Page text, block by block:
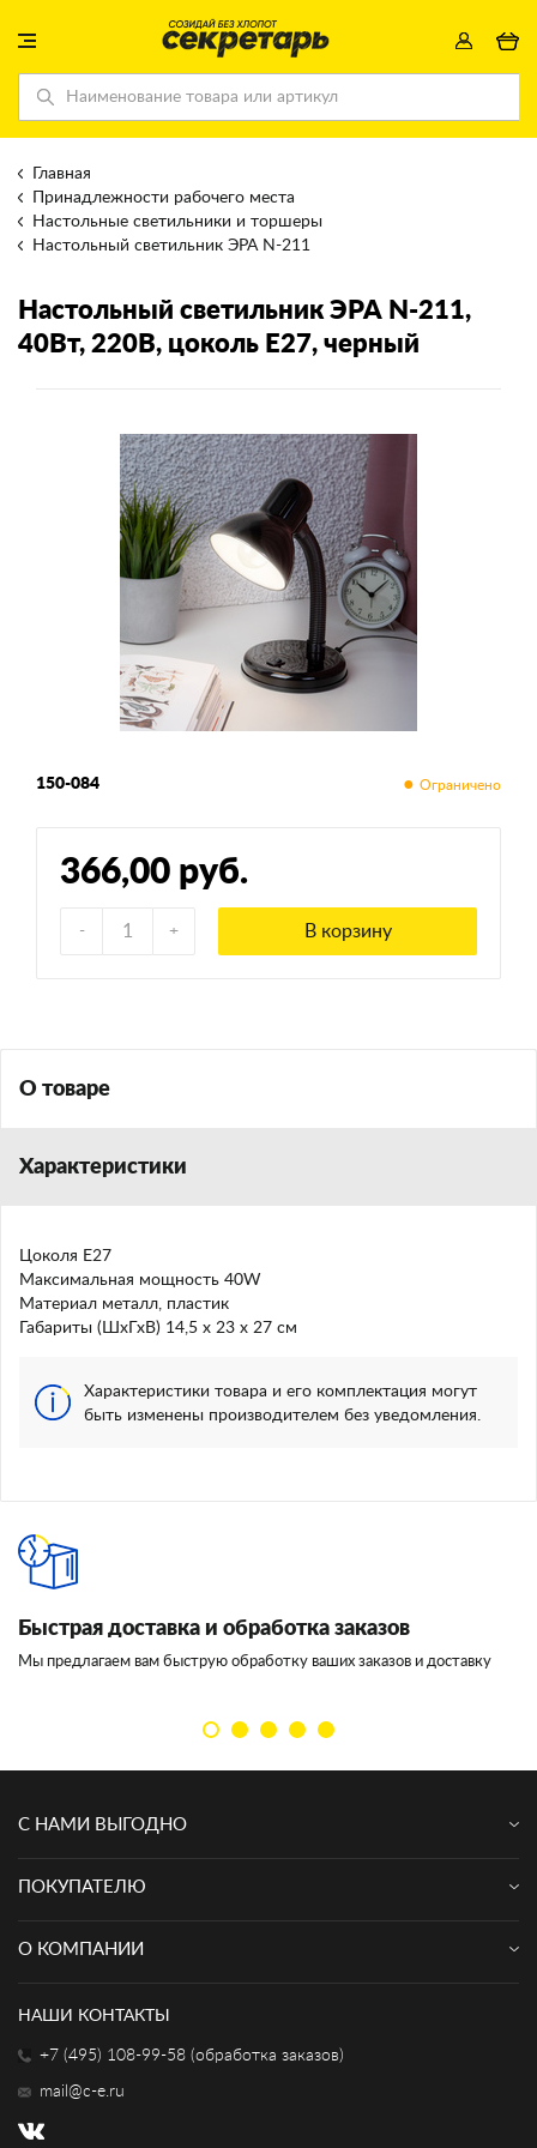
Главная
Принадлежности рабочего места
Настольные светильники и торшеры
Настольный светильник ЭРА N-211
Настольный светильник ЭРА N-211,
40Вт, 220В, цоколь E27, черный
150-084
366,00 руб.
В корзину
О товаре
Характеристики
Цоколя Е27
Максимальная мощность 40W
Материал металл, пластик
Габариты (ШхГхВ) 14,5 х 23 х 27 см
Характеристики товара и его комплектация могут
быть изменены производителем без уведомления.
Быстрая доставка и обработка заказов
Мы предлагаем вам быструю обработку ваших заказов и доставку
С НАМИ ВЫГОДНО
ПОКУПАТЕЛЮ
О КОМПАНИИ
НАШИ КОНТАКТЫ
+7 (495) 108-99-58 (обработка заказов)
mail@c-e.ru